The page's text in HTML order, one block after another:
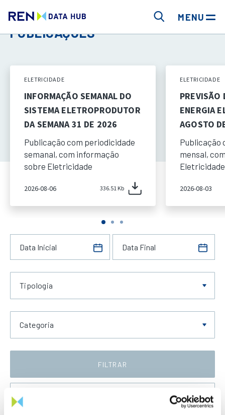
MENU
PUBLICAÇÕES
ELETRICIDADE
INFORMAÇÃO SEMANAL DO
SISTEMA ELETROPRODUTOR
DA SEMANA 31 DE 2026
Publicação com periodicidade
semanal, com informação
sobre Eletricidade
2026-08-06 336.51 Kb
ELETRICIDADE
PREVISÃO
ENERGIA
AGOSTO
Publicação
mensal,
Eletricidade
2026-08-03
Tipologia
Categoria
FILTRAR
Data Decrescente